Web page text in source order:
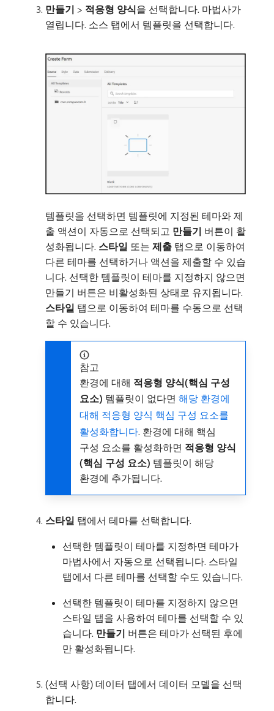
만들기 > 적응형 양식​을 선택합니다. 마법사가
열립니다. 소스 탭에서 템플릿을 선택합니다.
템플릿을 선택하면 템플릿에 지정된 테마와 제
출 액션이 자동으로 선택되고 만들기 버튼이 활
성화됩니다. 스타일 또는 제출 탭으로 이동하여
다른 테마를 선택하거나 액션을 제출할 수 있습
니다. 선택한 템플릿이 테마를 지정하지 않으면
만들기 버튼은 비활성화된 상태로 유지됩니다.
스타일 탭으로 이동하여 테마를 수동으로 선택
할 수 있습니다.
참고
환경에 대해 적응형 양식(핵심 구성
요소) 템플릿이 없다면 해당 환경에
대해 적응형 양식 핵심 구성 요소를
활성화합니다. 환경에 대해 핵심
구성 요소를 활성화하면 적응형 양식
(핵심 구성 요소) 템플릿이 해당
환경에 추가됩니다.
스타일 탭에서 테마를 선택합니다.
선택한 템플릿이 테마를 지정하면 테마가
마법사에서 자동으로 선택됩니다. 스타일
탭에서 다른 테마를 선택할 수도 있습니다.
선택한 템플릿이 테마를 지정하지 않으면
스타일 탭을 사용하여 테마를 선택할 수 있
습니다. 만들기 버튼은 테마가 선택된 후에
만 활성화됩니다.
(선택 사항) 데이터 탭에서 데이터 모델을 선택
합니다.